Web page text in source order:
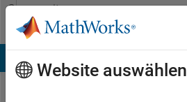
Weiter zum Inhalt
Community
Profile
Website auswählen